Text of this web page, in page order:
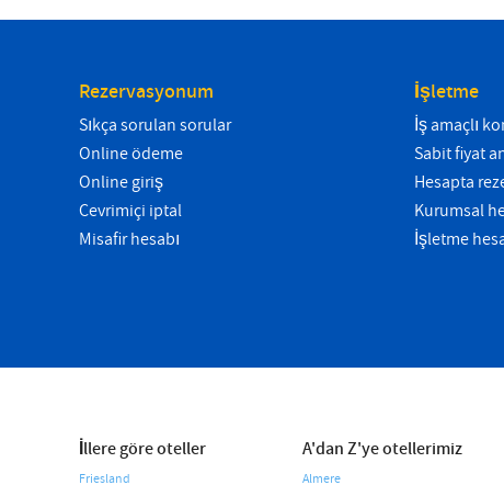
Rezervasyonum
Sıkça sorulan sorular
Online ödeme
Online giriş
Çevrimiçi iptal
Misafir hesabı
İşletme
İş amaçlı
Sabit fiyat
Hesapta
Kurumsal
İşletme
İllere göre oteller
Friesland
A'dan Z'ye otellerimiz
Almere